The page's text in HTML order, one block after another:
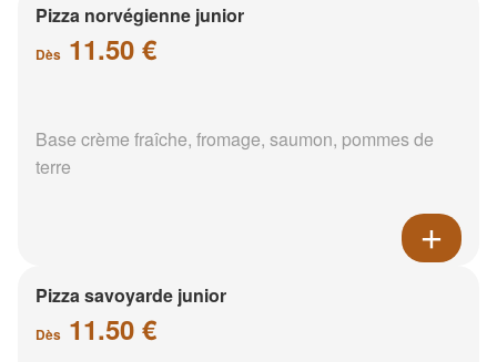
Pizza norvégienne junior
Dès 11.50 €
Base crème fraîche, fromage, saumon, pommes de
terre
Pizza savoyarde junior
Dès 11.50 €